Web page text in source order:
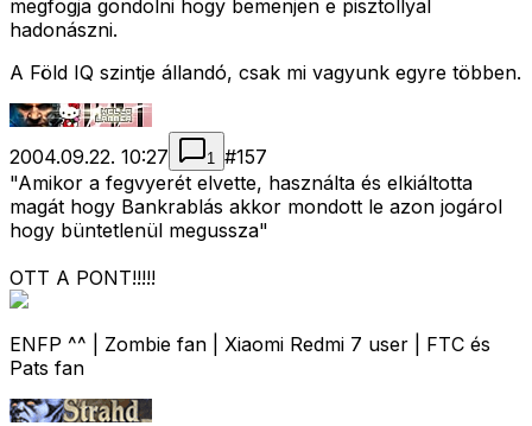
megfogja gondolni hogy bemenjen e pisztollyal
hadonászni.
A Föld IQ szintje állandó, csak mi vagyunk egyre többen.
2004.09.22. 10:27 1 #157
"Amikor a fegvyerét elvette, használta és elkiáltotta
magát hogy Bankrablás akkor mondott le azon jogárol
hogy büntetlenül megussza"
OTT A PONT!!!!!
ENFP ^^ | Zombie fan | Xiaomi Redmi 7 user | FTC és
Pats fan